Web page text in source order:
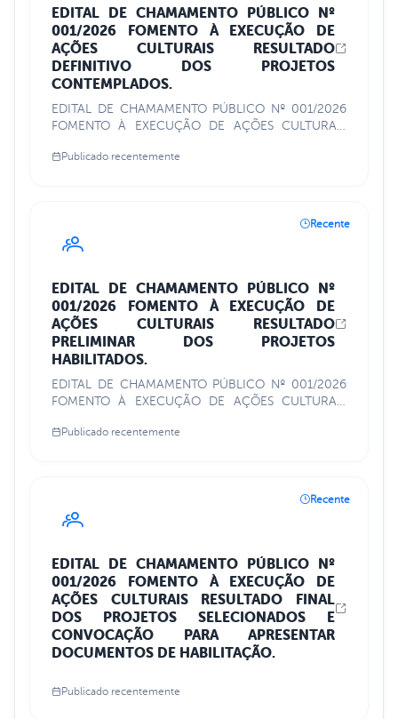
EDITAL DE CHAMAMENTO PÚBLICO Nº
001/2026 FOMENTO À EXECUÇÃO DE
AÇÕES CULTURAIS RESULTADO
DEFINITIVO DOS PROJETOS
CONTEMPLADOS.
EDITAL DE CHAMAMENTO PÚBLICO Nº 001/2026
FOMENTO À EXECUÇÃO DE AÇÕES CULTURAIS
CONTEMPLADOS.
Publicado recentemente
Recente
EDITAL DE CHAMAMENTO PÚBLICO Nº
001/2026 FOMENTO À EXECUÇÃO DE
AÇÕES CULTURAIS RESULTADO
PRELIMINAR DOS PROJETOS
HABILITADOS.
EDITAL DE CHAMAMENTO PÚBLICO Nº 001/2026
FOMENTO À EXECUÇÃO DE AÇÕES CULTURAIS
HABILITADOS.
Publicado recentemente
Recente
EDITAL DE CHAMAMENTO PÚBLICO Nº
001/2026 FOMENTO À EXECUÇÃO DE
AÇÕES CULTURAIS RESULTADO FINAL
DOS PROJETOS SELECIONADOS E
CONVOCAÇÃO PARA APRESENTAR
DOCUMENTOS DE HABILITAÇÃO.
Publicado recentemente